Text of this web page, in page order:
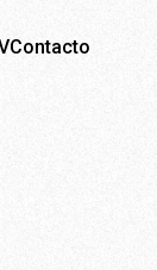
Contacto